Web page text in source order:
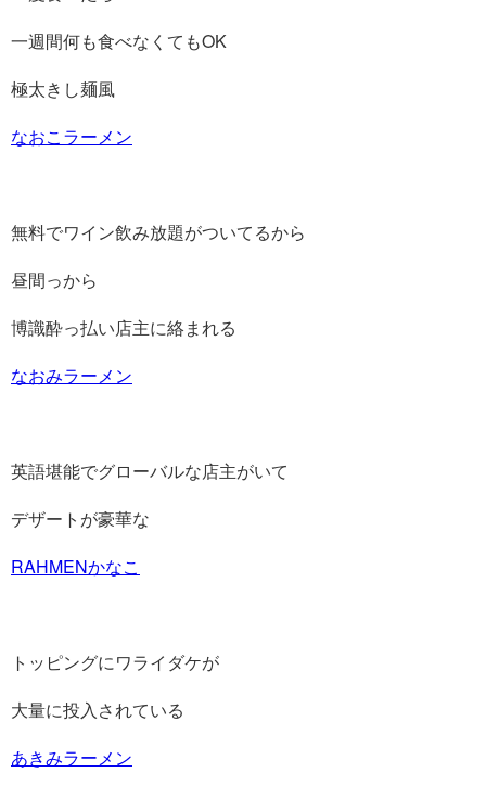
一週間何も食べなくてもOK
極太きし麺風
なおこラーメン
無料でワイン飲み放題がついてるから
昼間っから
博識酔っ払い店主に絡まれる
なおみラーメン
英語堪能でグローバルな店主がいて
デザートが豪華な
RAHMENかなこ
トッピングにワライダケが
大量に投入されている
あきみラーメン